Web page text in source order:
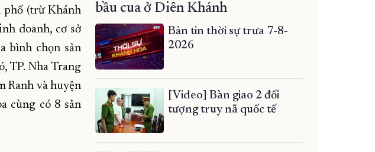
phố (trừ Khánh
doanh, cơ sở
bình chọn sản
TP. Nha Trang
Ranh và huyện
cùng có 8 sản
bầu cua ở Diên Khánh
Bản tin thời sự trưa 7-8-
2026
[Video] Bàn giao 2 đối
tượng truy nã quốc tế